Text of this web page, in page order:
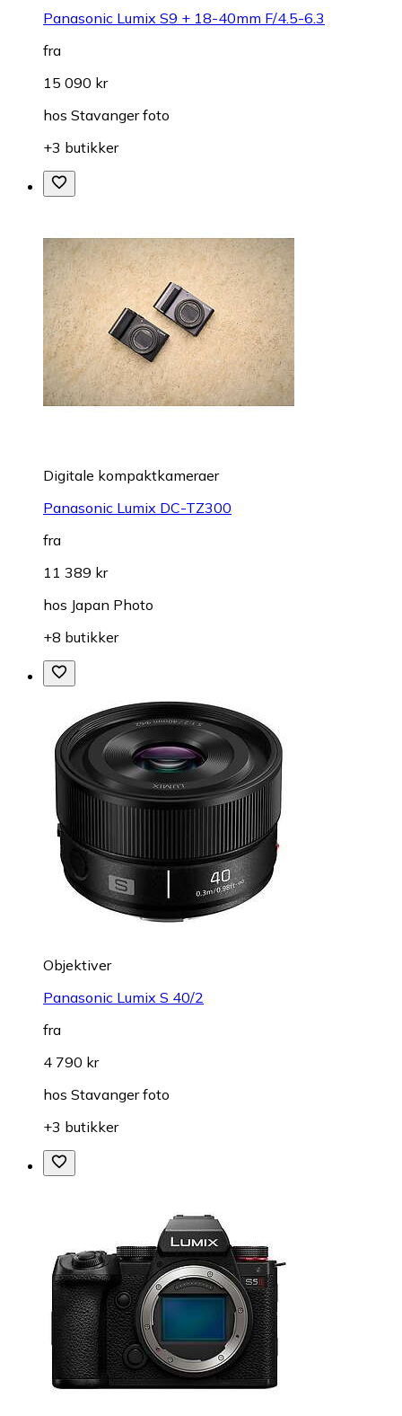
Panasonic Lumix S9 + 18-40mm F/4.5-6.3
fra
15 090 kr
hos Stavanger foto
+3 butikker
Digitale kompaktkameraer
Panasonic Lumix DC-TZ300
fra
11 389 kr
hos Japan Photo
+8 butikker
Objektiver
Panasonic Lumix S 40/2
fra
4 790 kr
hos Stavanger foto
+3 butikker